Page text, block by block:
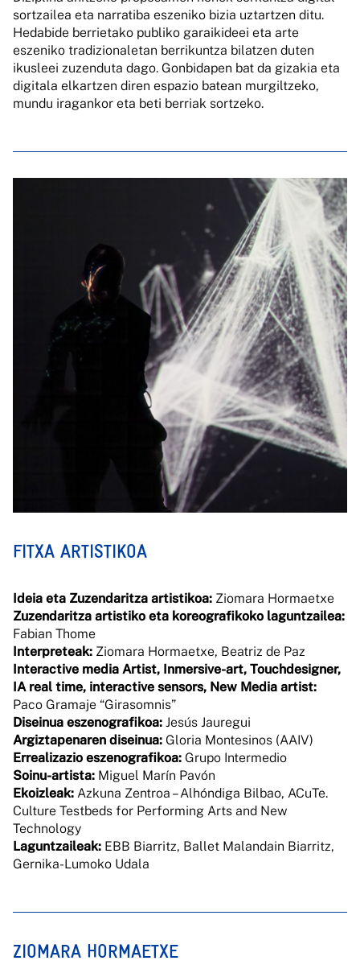
sortzailea eta narratiba eszeniko bizia uztartzen ditu.
Hedabide berrietako publiko garaikideei eta arte
eszeniko tradizionaletan berrikuntza bilatzen duten
ikusleei zuzenduta dago. Gonbidapen bat da gizakia eta
digitala elkartzen diren espazio batean murgiltzeko,
mundu iragankor eta beti berriak sortzeko.
FITXA ARTISTIKOA
Ideia eta Zuzendaritza artistikoa: Ziomara Hormaetxe
Zuzendaritza artistiko eta koreografikoko laguntzailea:
Fabian Thome
Interpreteak: Ziomara Hormaetxe, Beatriz de Paz
Interactive media Artist, Inmersive-art, Touchdesigner,
IA real time, interactive sensors, New Media artist:
Paco Gramaje “Girasomnis”
Diseinua eszenografikoa: Jesús Jauregui
Argiztapenaren diseinua: Gloria Montesinos (AAIV)
Errealizazio eszenografikoa: Grupo Intermedio
Soinu-artista: Miguel Marín Pavón
Ekoizleak: Azkuna Zentroa – Alhóndiga Bilbao, ACuTe.
Culture Testbeds for Performing Arts and New
Technology
Laguntzaileak: EBB Biarritz, Ballet Malandain Biarritz,
Gernika-Lumoko Udala
ZIOMARA HORMAETXE